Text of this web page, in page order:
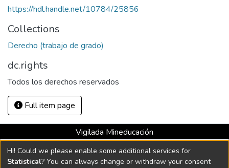
https://hdl.handle.net/10784/25856
Collections
Derecho (trabajo de grado)
dc.rights
Todos los derechos reservados
Full item page
Vigilada Mineducación
Universidad con Acreditación Institucional hasta 2026 -
Resolución MEN 2158 de 2018
Hi! Could we please enable some additional services for
Statistical? You can always change or withdraw your consent